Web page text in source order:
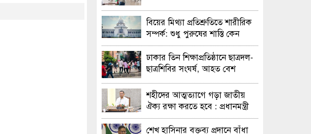
বিয়ের মিথ্যা প্রতিশ্রুতিতে শারীরিক
সম্পর্ক: শুধু পুরুষের শাস্তি কেন
অবৈধ নয় জানতে চেয়ে হাইকোর্টের
রুল
ঢাকার তিন শিক্ষাপ্রতিষ্ঠানে ছাত্রদল-
ছাত্রশিবির সংঘর্ষ, আহত বেশ
শহীদের আত্মত্যাগে গড়া জাতীয়
ঐক্য রক্ষা করতে হবে : প্রধানমন্ত্রী
শেখ হাসিনার বক্তব্য প্রদানে বাঁধা